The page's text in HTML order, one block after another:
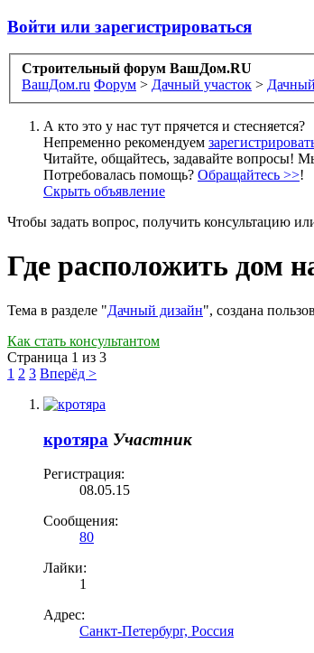
Войти или зарегистрироваться
Строительный форум ВашДом.RU
ВашДом.ru Форум > Дачный участок >
А кто это у нас тут прячется и стесняется?
Непременно рекомендуем
Читайте, общайтесь, задавайте вопросы!
Потребовалась помощь? Обращайтесь >>!
Скрыть объявление
Чтобы задать вопрос, получить консультацию
Где расположить дом
Тема в разделе "Дачный дизайн", создана
Как стать консультантом
Страница 1 из 3
1 2 3 Вперёд >
кротяра Участник
Регистрация:
08.05.15
Сообщения:
80
Лайки:
1
Адрес:
Санкт-Петербург, Россия